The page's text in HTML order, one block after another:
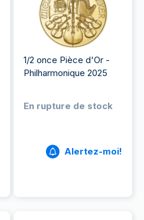
1/2 once Pièce d'Or -
Philharmonique 2025
En rupture de stock
Alertez-moi!